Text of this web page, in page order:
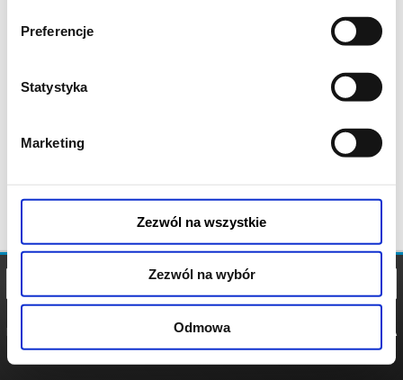
Preferencje
Statystyka
Marketing
Zezwól na wszystkie
Zezwól na wybór
Odmowa
POLITYKA
POLITYKA